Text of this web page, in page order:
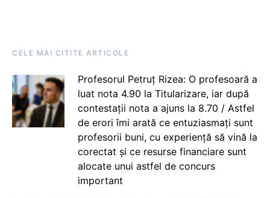
CELE MAI CITITE ARTICOLE
Profesorul Petruț Rizea: O profesoară a
luat nota 4.90 la Titularizare, iar după
contestații nota a ajuns la 8.70 / Astfel
de erori îmi arată ce entuziasmați sunt
profesorii buni, cu experiență să vină la
corectat și ce resurse financiare sunt
alocate unui astfel de concurs
important